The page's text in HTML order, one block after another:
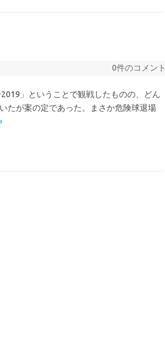
0件のコメント
」ということで観戦したものの、どん
たが案の定であった。まさか危険球退場